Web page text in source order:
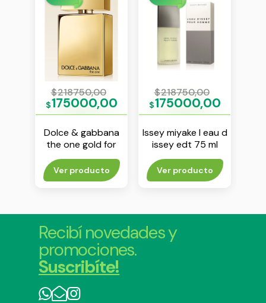
$218750,00
$175000,00
Dolce & gabbana
the one gold for
men dolce &
gabbana edp 100
ml
Ver producto
$218750,00
$175000,00
Issey miyake l eau d
issey edt 75 ml
Ver producto
Recibí novedades y
promociones.
Suscribíte!